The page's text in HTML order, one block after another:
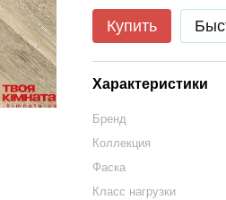
Купить
Характеристики
Бренд
Коллекция
Фаска
Класс нагрузки